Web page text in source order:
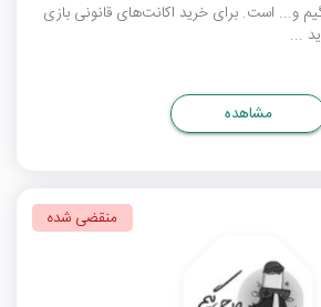
و... است. برای خرید اکانت‌های قانونی بازی
...
مشاهده
منقضی شده